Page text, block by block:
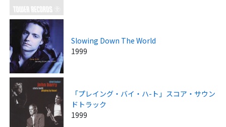
Slowing Down The World
1999
「プレイング・バイ・ハ-ト」スコア・サウン
ドトラック
1999